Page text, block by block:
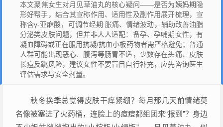
本文聚焦女生对月见草油丸的核心疑问——是否为姨妈期隐
形好帮手，结合其宣称作用、适用性及副作用展开梳理，宣
称含γ-亚麻酸，可调节经期 胀痛、情绪波动，辅助改善油脂
分泌类皮肤问题，但并非人人适配：备孕、孕哺期女性，有
凝血障碍或正在服用抗凝/抗血小板药物者需严格避免；普通
人群可能出现恶心、腹泻等肠胃不适，少数存在头痛、皮肤
长痘反跳风险，建议女性不要盲目自行补充，应先咨询医生
评估需求与安全剂量。
秋冬换季总觉得皮肤干痒紧绷？每月那几天前情绪莫
名像被塞进了火药桶，连脸上的痘痘都组团来“报到”？身边